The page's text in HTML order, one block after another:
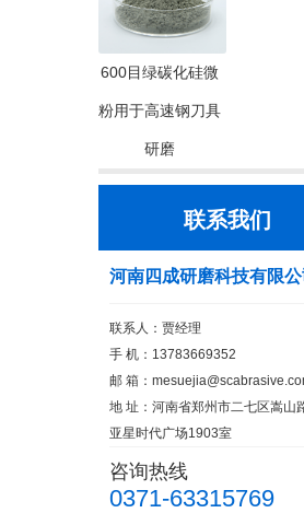
600目绿碳化硅微
粉用于高速钢刀具
研磨
联系我们
河南四成研磨科技有限公
联系人：贾经理
手 机：13783669352
邮 箱：
地 址：河南省郑州市二七区嵩山
亚星时代广场1903室
咨询热线
0371-63315769